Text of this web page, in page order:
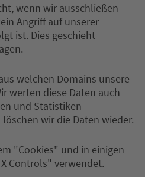
wenn wir ausschließen
Angriff auf unserer
ist. Dies geschieht
welchen Domains unsere
werten diese Daten auch
und Statistiken
wir die Daten wieder.
"Cookies" und in einigen
Controls" verwendet.